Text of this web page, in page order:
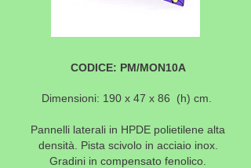
CODICE: PM/MON10A
Dimensioni: 190 x 47 x 86 (h) cm.
Pannelli laterali in HPDE polietilene alta
densità. Pista scivolo in acciaio inox.
Gradini in compensato fenolico.